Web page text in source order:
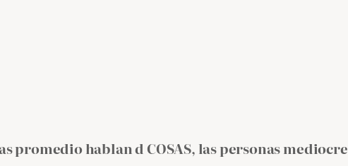
promedio hablan d COSAS, las personas